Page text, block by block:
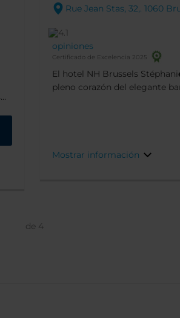
Rue Jean Stas, 32,. 1060
opiniones
Certificado de Excelencia 2025
El hotel NH Brussels Stéphani
pleno corazón del elegante barrio
Mostrar información
de 4